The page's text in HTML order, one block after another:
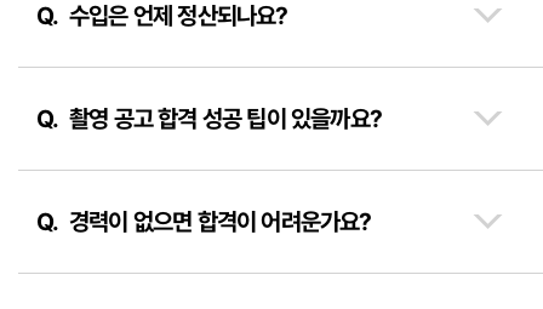
수입은 언제 정산되나요?
촬영 공고 합격 성공 팁이 있을까요?
경력이 없으면 합격이 어려운가요?